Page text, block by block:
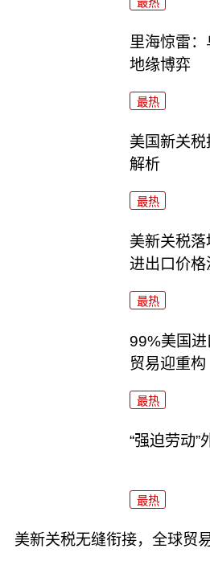
里海惊雷
地缘博弈
最热
美国新关
解析
最热
美新关税
进出口价格
最热
99%美国
贸易迎重构
最热
“强迫劳动”
最热
美新关税无缝衔接，全球贸